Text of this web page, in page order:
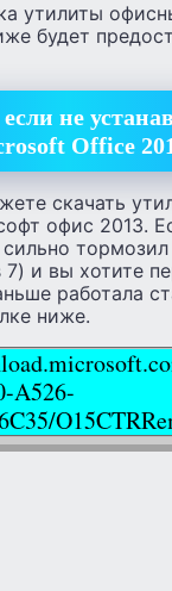
утилиты
будет
не
Office
скачать
офис 2013.
тормозил
и вы хотите
работала
ниже.
A526-